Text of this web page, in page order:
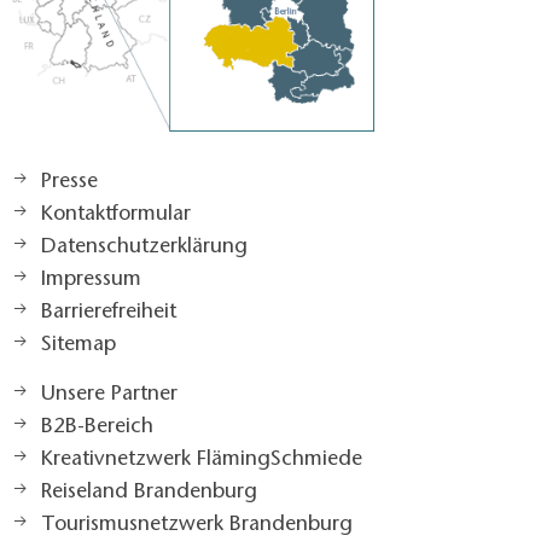
Presse
Kontaktformular
Datenschutzerklärung
Impressum
Barrierefreiheit
Sitemap
Unsere Partner
B2B-Bereich
Kreativnetzwerk FlämingSchmiede
Reiseland Brandenburg
Tourismusnetzwerk Brandenburg